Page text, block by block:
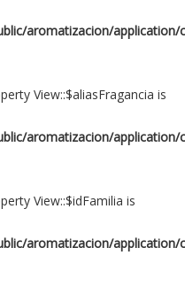
aromatizacion/application/
View::$aliasFragancia is
aromatizacion/application/
View::$idFamilia is
aromatizacion/application/